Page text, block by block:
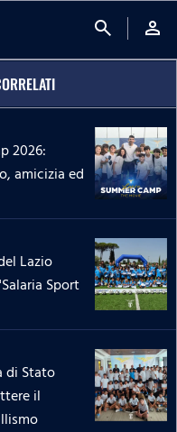
search person
2026:
amicizia ed
Lazio
Sport
di Stato
il